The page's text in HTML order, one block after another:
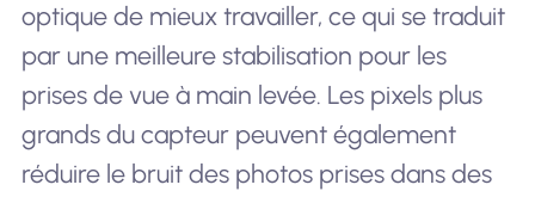
optique de mieux travailler, ce qui se traduit
par une meilleure stabilisation pour les
prises de vue à main levée. Les pixels plus
grands du capteur peuvent également
réduire le bruit des photos prises dans des